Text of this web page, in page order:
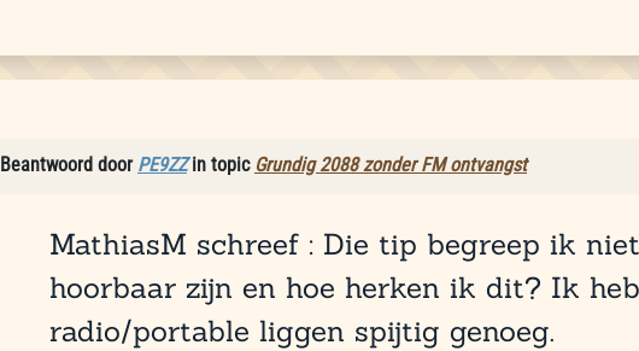
Beantwoord door PE9ZZin topic Grundig 2088 zonder FM ontvangst
MathiasM schreef : Die tip begreep ik
hoorbaar zijn en hoe herken ik dit? Ik
radio/portable liggen spijtig genoeg.